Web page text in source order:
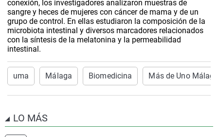
conexión, los investigadores analizaron muestras de
sangre y heces de mujeres con cáncer de mama y de un
grupo de control. En ellas estudiaron la composición de la
microbiota intestinal y diversos marcadores relacionados
con la síntesis de la melatonina y la permeabilidad
intestinal.
uma Málaga Biomedicina Más de Uno
LO MÁS